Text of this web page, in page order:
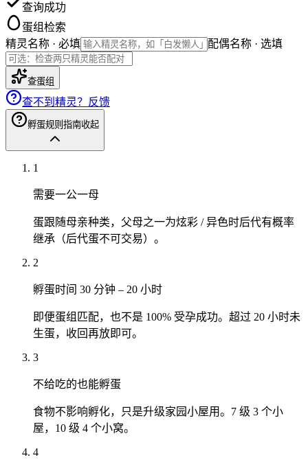
查询成功
蛋组检索
精灵名称 · 必填
配偶名称 · 选填
查蛋组
查不到精灵？反馈
孵蛋规则指南收起
1
需要一公一母
蛋跟随母亲种类，父母之一为炫彩 / 异色时后代有概率
继承（后代蛋不可交易）。
2
孵蛋时间 30 分钟 – 20 小时
即便蛋组匹配，也不是 100% 受孕成功。超过 20 小时未
生蛋，收回再放即可。
3
不给吃的也能孵蛋
食物不影响孵化，只是升级家园小屋用。7 级 3 个小
屋，10 级 4 个小窝。
4